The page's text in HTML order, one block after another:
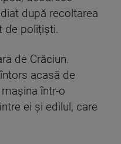
după recoltarea
de polițiști.
de Crăciun.
acasă de
într-o
ei și edilul, care